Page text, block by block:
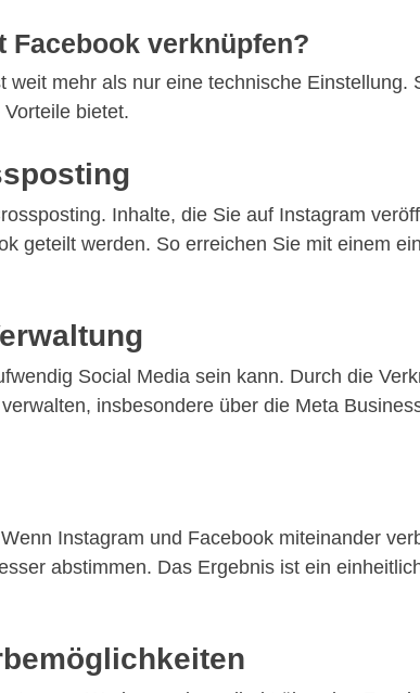
Facebook verknüpfen?
mehr als nur eine technische Einstellung.
bietet.
Inhalte, die Sie auf Instagram
geteilt werden. So erreichen Sie mit einem
Social Media sein kann. Durch die
insbesondere über die Meta
Instagram und Facebook miteinander
abstimmen. Das Ergebnis ist ein